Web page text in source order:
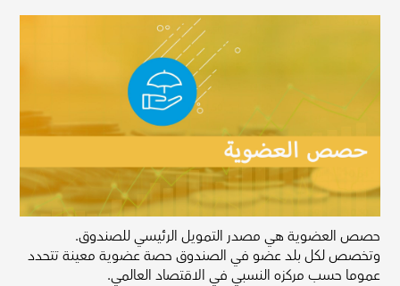
حصص العضوية هي مصدر التمويل الرئيسي للصندوق.
وتخصص لكل بلد عضو في الصندوق حصة عضوية معينة تتحدد
عموما حسب مركزه النسبي في الاقتصاد العالمي.